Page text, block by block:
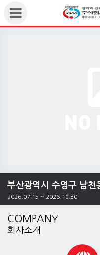
부산광역시 수영구 남천
2026.07.15 ~ 2026.10.30
COMPANY
회사소개